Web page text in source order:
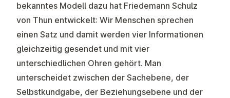
bekanntes Modell dazu hat Friedemann Schulz
von Thun entwickelt: Wir Menschen sprechen
einen Satz und damit werden vier Informationen
gleichzeitig gesendet und mit vier
unterschiedlichen Ohren gehört. Man
unterscheidet zwischen der Sachebene, der
Selbstkundgabe, der Beziehungsebene und der